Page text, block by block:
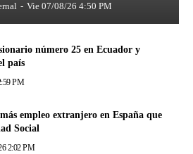
- Vie 07/08/26 4:50 PM
número 25 en Ecuador y
país
PM
empleo extranjero en España que
Social
2:02 PM